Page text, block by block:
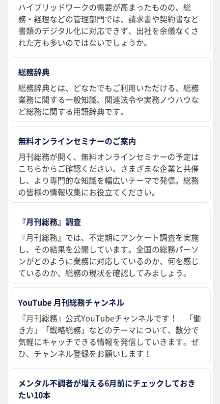
ハイブリッドワークの需要が高まったものの、総
務・経理などの管理部門では、請求書や契約書など
書類のデジタル化に対応できず、出社を余儀なくさ
れた方も多いのではないでしょうか。
総務辞典
総務辞典とは、どなたでもご利用いただける、総務
業務に関する一般知識、関連法令や実務ノウハウな
ど総務に関する用語辞典です。
無料オンラインセミナーのご案内
月刊総務が開く、無料オンラインセミナーの予定は
こちらからご確認ください。さまざまな企業と共催
し、より専門的な知識を幅広いテーマで発信。総務
の皆様の情報収集にお役立てください。
『月刊総務』調査
『月刊総務』では、不定期にアンケート調査を実施
し、その結果を公開しています。全国の総務パーソ
ンがどのように業務に対応しているのか、何を感じ
ているのか、総務の現状を確認してみましょう。
YouTube 月刊総務チャンネル
『月刊総務』公式YouTubeチャンネルです！ 「働
き方」「戦略総務」などのテーマについて、数分で
気軽にキャッチできる情報を発信していきます。ぜ
ひ、チャンネル登録をお願いします！
メンタル不調者が増える6月前にチェックしておき
たい10本